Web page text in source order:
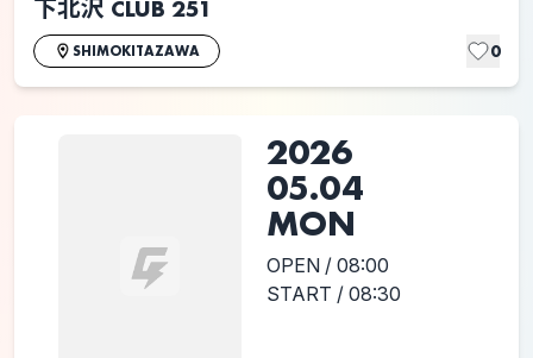
下北沢 CLUB 251
SHIMOKITAZAWA 0
2026
05.04
MON
OPEN / 08:00
START / 08:30